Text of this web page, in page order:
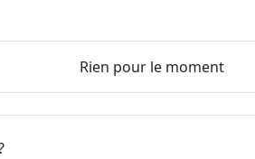
Rien pour le moment